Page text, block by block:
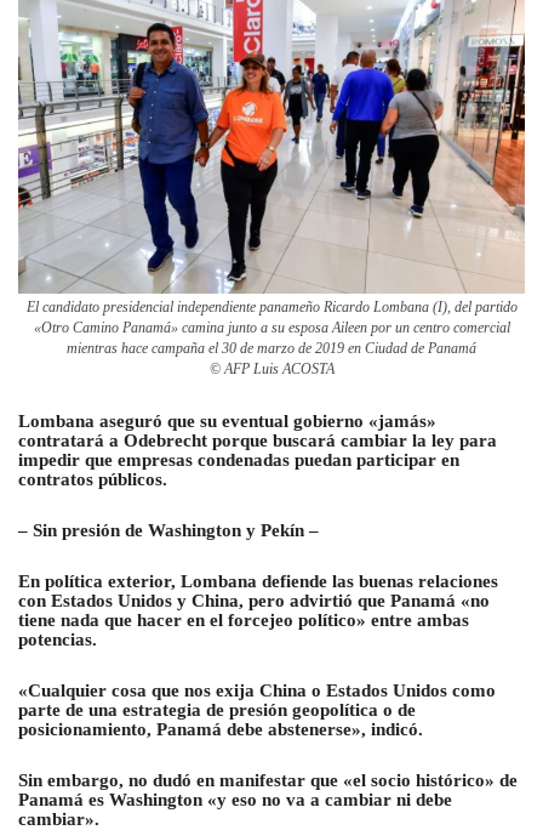
El candidato presidencial independiente panameño Ricardo Lombana (I), del partido
«Otro Camino Panamá» camina junto a su esposa Aileen por un centro comercial
mientras hace campaña el 30 de marzo de 2019 en Ciudad de Panamá
© AFP Luis ACOSTA
Lombana aseguró que su eventual gobierno «jamás»
contratará a Odebrecht porque buscará cambiar la ley para
impedir que empresas condenadas puedan participar en
contratos públicos.
– Sin presión de Washington y Pekín –
En política exterior, Lombana defiende las buenas relaciones
con Estados Unidos y China, pero advirtió que Panamá «no
tiene nada que hacer en el forcejeo político» entre ambas
potencias.
«Cualquier cosa que nos exija China o Estados Unidos como
parte de una estrategia de presión geopolítica o de
posicionamiento, Panamá debe abstenerse», indicó.
Sin embargo, no dudó en manifestar que «el socio histórico» de
Panamá es Washington «y eso no va a cambiar ni debe
cambiar».